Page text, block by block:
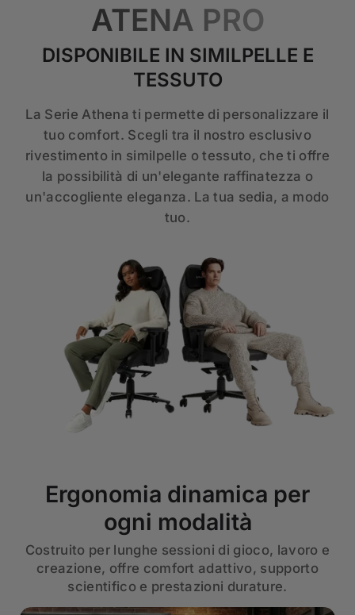
ATENA PRO
DISPONIBILE IN SIMILPELLE E
TESSUTO
La Serie Athena ti permette di personalizzare il
tuo comfort. Scegli tra il nostro esclusivo
rivestimento in similpelle o tessuto, che ti offre
la possibilità di un'elegante raffinatezza o
un'accogliente eleganza. La tua sedia, a modo
tuo.
Ergonomia dinamica per
ogni modalità
Costruito per lunghe sessioni di gioco, lavoro e
creazione, offre comfort adattivo, supporto
scientifico e prestazioni durature.